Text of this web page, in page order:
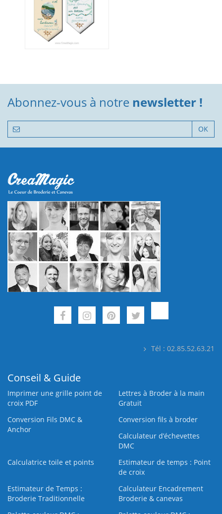
Abonnez-vous à notre newsletter !
OK
Tél : 02.85.52.63.21
Conseil & Guide
Imprimer une grille point de
croix PDF
Lettres à Broder à la main
Gratuit
Conversion Fils DMC &
Anchor
Conversion fils à broder
Calculateur d’échevettes
DMC
Calculatrice toile et points
Estimateur de temps : Point
de croix
Estimateur de Temps :
Broderie Traditionnelle
Calculateur Encadrement
Broderie & canevas